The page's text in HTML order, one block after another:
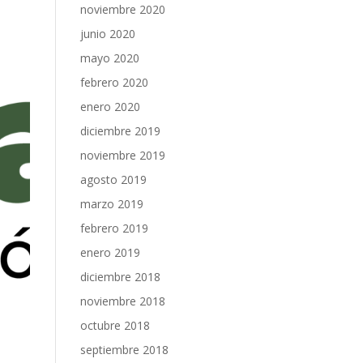
noviembre 2020
junio 2020
mayo 2020
febrero 2020
enero 2020
diciembre 2019
noviembre 2019
agosto 2019
marzo 2019
febrero 2019
enero 2019
diciembre 2018
noviembre 2018
octubre 2018
septiembre 2018